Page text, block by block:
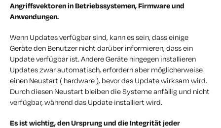
Angriffsvektoren in Betriebssystemen, Firmware und
Anwendungen.
Wenn Updates verfügbar sind, kann es sein, dass einige
Geräte den Benutzer nicht darüber informieren, dass ein
Update verfügbar ist. Andere Geräte hingegen installieren
Updates zwar automatisch, erfordern aber möglicherweise
einen Neustart ( hardware ), bevor das Update wirksam wird.
Durch diesen Neustart bleiben die Systeme anfällig und nicht
verfügbar, während das Update installiert wird.
Es ist wichtig, den Ursprung und die Integrität jeder